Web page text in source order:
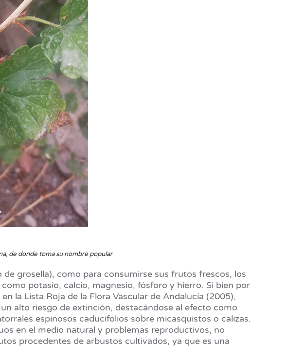
de donde toma su nombre popular
grosella), como para consumirse sus frutos frescos, los
potasio, calcio, magnesio, fósforo y hierro. Si bien por
la Lista Roja de la Flora Vascular de Andalucía (2005),
alto riesgo de extinción, destacándose al efecto como
espinosos caducifolios sobre micasquistos o calizas.
en el medio natural y problemas reproductivos, no
procedentes de arbustos cultivados, ya que es una